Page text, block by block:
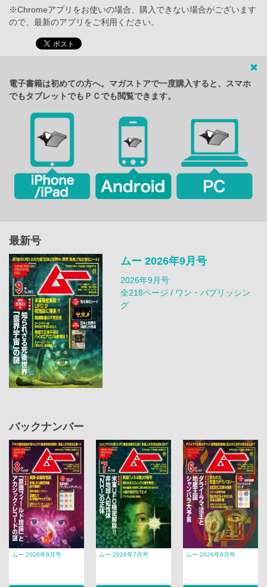
※Chromeアプリをお使いの場合、購入できない場合がございます
ので、最新のアプリをご利用ください。
電子書籍は初めての方へ。マガストアで一度購入すると、スマホ
でもタブレットでもＰＣでも閲覧できます。
最新号
ムー 2026年9月号
2026年9月号
全218ページ / ワン・パブリッシン
グ
バックナンバー
ムー 2026年8月号 ムー 2026年7月号 ムー 2026年6月号